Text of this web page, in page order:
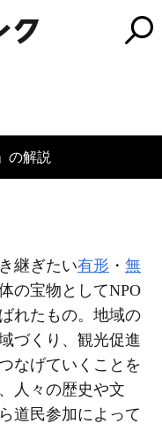
の解説
継ぎたい有形 ・ 無
の宝物としてNPO
れたもの。地域の
づくり、観光促進
なげていくことを
人々の歴史や文
道民参加によって